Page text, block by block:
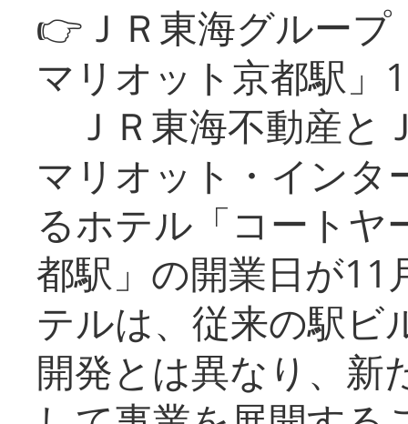
👉ＪＲ東海グルー
マリオット京都駅」
ＪＲ東海不動産と
マリオット・インタ
るホテル「コートヤ
都駅」の開業日が11
テルは、従来の駅ビ
開発とは異なり、新